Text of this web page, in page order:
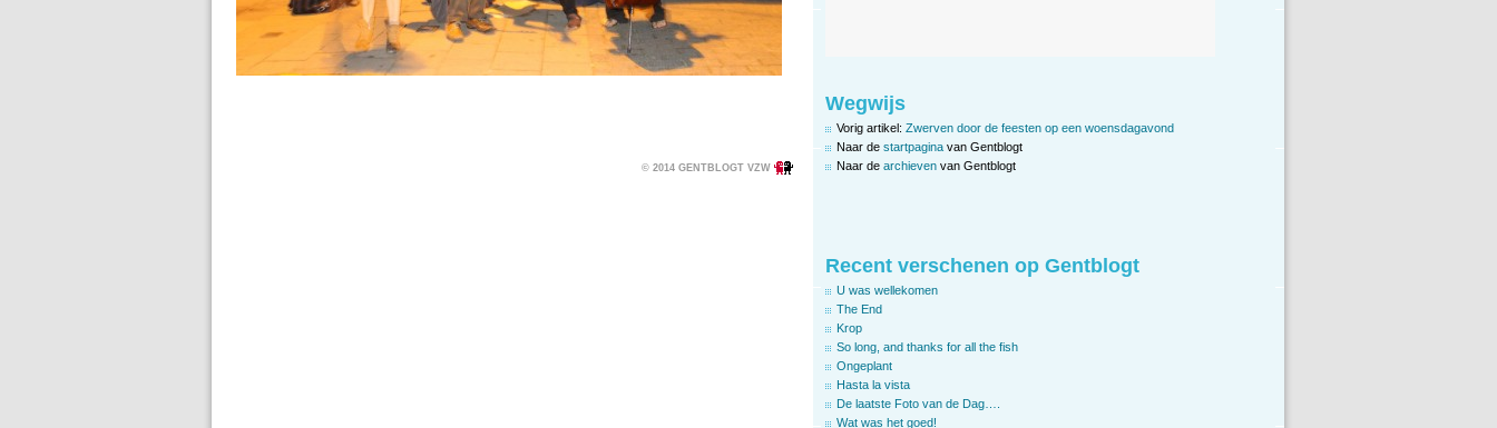
© 2014 GENTBLOGT VZW
Wegwijs
Vorig artikel: Zwerven door de feesten op een woensdagavond
Naar de startpagina van Gentblogt
Naar de archieven van Gentblogt
Recent verschenen op Gentblogt
U was wellekomen
The End
Krop
So long, and thanks for all the fish
Ongeplant
Hasta la vista
De laatste Foto van de Dag….
Wat was het goed!